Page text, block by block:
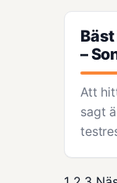
–
Att
sagt